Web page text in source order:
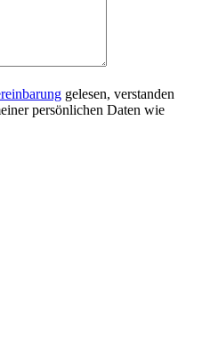
gelesen, verstanden
persönlichen Daten wie